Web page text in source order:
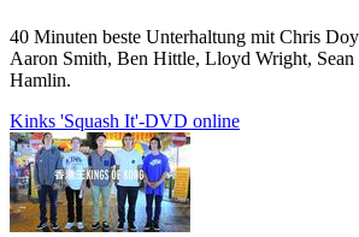
40 Minuten beste Unterhaltung mit Chris
Aaron Smith, Ben Hittle, Lloyd Wright, Sean
Hamlin.
Kinks 'Squash It'-DVD online